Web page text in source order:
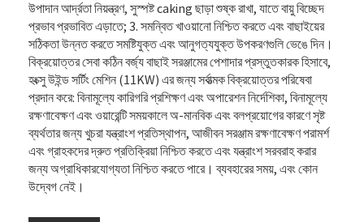
উপাদান আর্দ্রতা নিয়ন্ত্রণ, সুস্পষ্ট caking ছাড়া শুষ্ক রাখা, যাতে বায়ু বিচ্ছেদ
প্রভাব প্রভাবিত এড়াতে; 3. সমন্বিত খাওয়ানো নিশ্চিত করতে এবং বাছাইয়ের
সঠিকতা উন্নত করতে সমষ্টিযুক্ত এবং আনুগত্যযুক্ত উপকরণগুলি ভেঙে দিন।
বিক্রয়োত্তর সেবা কঠিন বর্জ্য বাছাই সরঞ্জামের পেশাদার প্রস্তুতকারক হিসাবে,
হংক্সু উইন্ড সর্টিং মেশিন (11KW) এর জন্য সর্বাত্মক বিক্রয়োত্তর পরিষেবা
প্রদান করে: বিনামূল্যে কারিগরি প্রশিক্ষণ এবং অপারেশন নির্দেশিকা, বিনামূল্যে
রক্ষণাবেক্ষণ এবং ওয়ারেন্টি সময়কালে অ-মানবিক এবং বলপ্রয়োগের কারণে সৃষ্ট
ব্যর্থতার জন্য খুচরা যন্ত্রাংশ প্রতিস্থাপন, আজীবন সরঞ্জাম রক্ষণাবেক্ষণ পরামর্শ
এবং গ্রাহকদের দ্রুত প্রতিক্রিয়া নিশ্চিত করতে এবং যন্ত্রাংশ সরবরাহ করার
জন্য অগ্রাধিকারযোগ্যতা নিশ্চিত করতে পারে। ব্যবহারের সময়, এবং কোন
উদ্বেগ নেই।